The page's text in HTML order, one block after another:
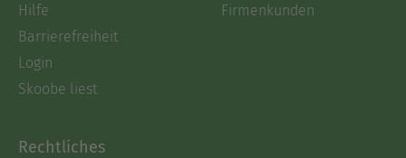
Hilfe
Barrierefreiheit
Login
Skoobe liest
Firmenkunden
Rechtliches